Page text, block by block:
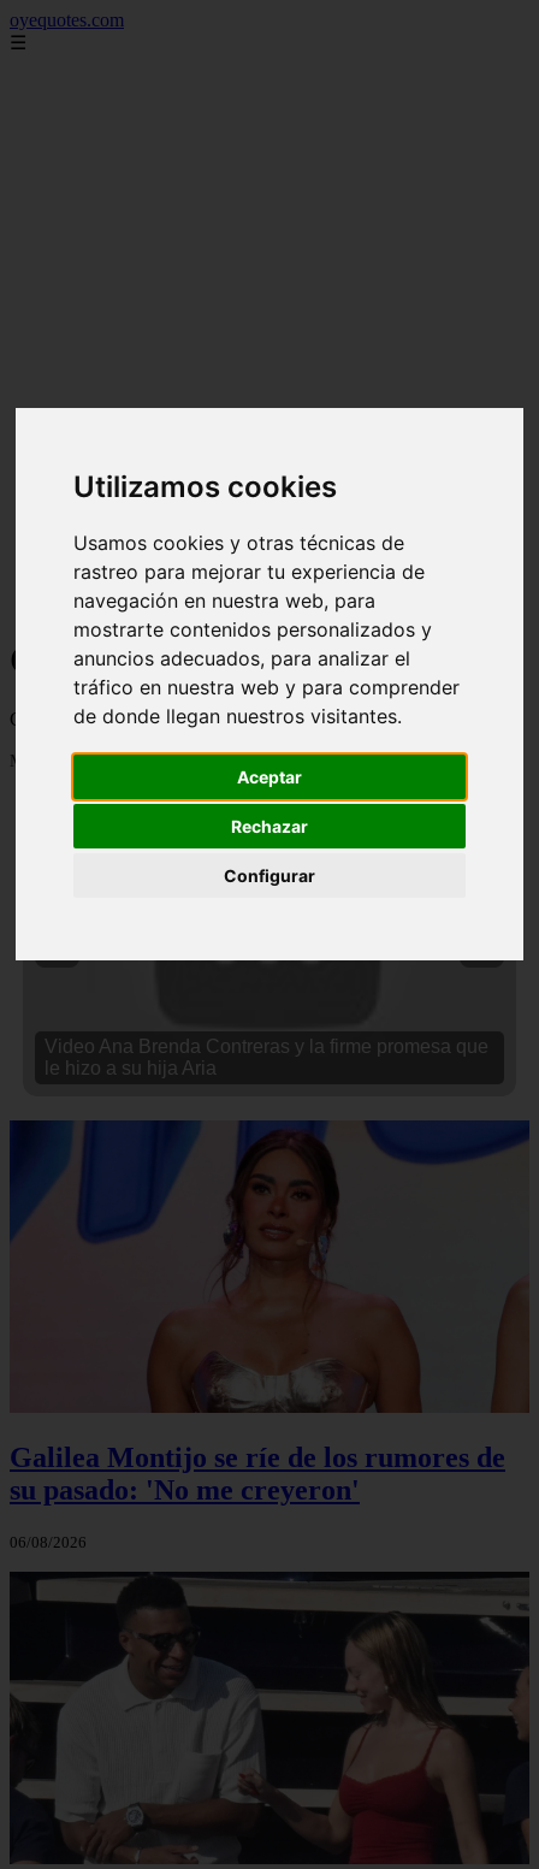
Utilizamos cookies
Usamos cookies y otras técnicas de
rastreo para mejorar tu experiencia de
navegación en nuestra web, para
mostrarte contenidos personalizados y
anuncios adecuados, para analizar el
tráfico en nuestra web y para comprender
de donde llegan nuestros visitantes.
Aceptar
Rechazar
Configurar
oyequotes.com
☰
Curiosidades y Sabias que
Cosas curiosas, curiosidades, noticias impactantes y mucho mas
Mostrando 1 - 24 de 2834 artículos
Video Ana Brenda Contreras y la firme promesa que
le hizo a su hija Aria
Galilea Montijo se ríe de los rumores de
su pasado: 'No me creyeron'
06/08/2026